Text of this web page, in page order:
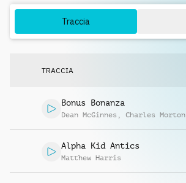
Traccia
TRACCIA
Bonus Bonanza
Dean McGinnes , Charles Morton
Alpha Kid Antics
Matthew Harris